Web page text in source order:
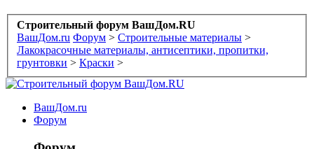
Строительный форум ВашДом.RU
ВашДом.ru Форум > Строительные материалы >
Лакокрасочные материалы, антисептики, пропитки,
грунтовки > Краски >
ВашДом.ru
Форум